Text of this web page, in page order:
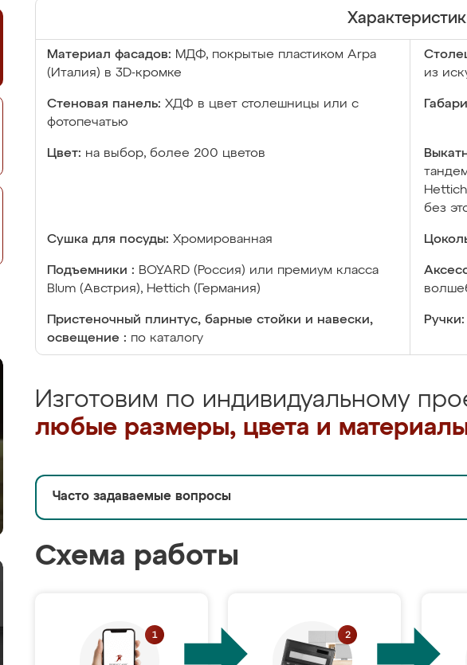
Материал фасадов: МДФ, покрытые пластиком Arpa
(Италия) в 3D-кромке
из
Стеновая панель: ХДФ в цвет столешницы или с
фотопечатью
Цвет: на выбор, более 200 цветов
без
Сушка для посуды: Хромированная
Подъемники : BOYARD (Россия) или премиум класса
Blum (Австрия), Hettich (Германия)
Пристеночный плинтус, барные стойки и навески,
освещение : по каталогу
Ручки:
Изготовим по индивидуальному
любые размеры, цвета и
Часто задаваемые вопросы
Схема работы